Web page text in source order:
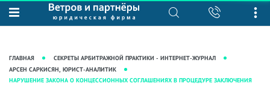
О нас
Рекомендации
Юридические услуги
Интеллектуальная собственность
База знаний
Журнал "Секреты арбитражной
практики"
Статьи
ГЛАВНАЯ
СЕКРЕТЫ АРБИТРАЖНОЙ ПРАКТИКИ - ИНТЕРНЕТ-ЖУРНАЛ
АРСЕН САРКИСЯН, ЮРИСТ-АНАЛИТИК
НАРУШЕНИЕ ЗАКОНА О КОНЦЕССИОННЫХ СОГЛАШЕНИЯХ В ПРОЦЕДУРЕ ЗАКЛЮЧЕНИЯ